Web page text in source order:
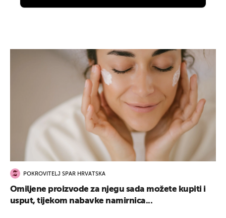
POKROVITELJ SPAR HRVATSKA
Omiljene proizvode za njegu sada možete kupiti i
usput, tijekom nabavke namirnica...